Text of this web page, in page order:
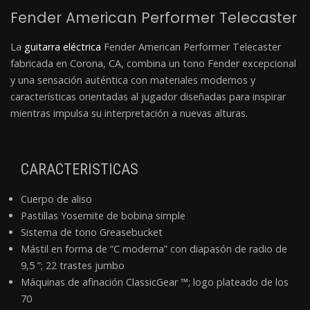
Fender American Performer Telecaster
La guitarra eléctrica Fender American Performer Telecaster
fabricada en Corona, CA, combina un tono Fender excepcional
y una sensación auténtica con materiales modernos y
características orientadas al jugador diseñadas para inspirar
mientras impulsa su interpretación a nuevas alturas.
CARACTERISTICAS
Cuerpo de aliso
Pastillas Yosemite de bobina simple
Sistema de tono Greasebucket
Mástil en forma de “C moderna” con diapasón de radio de
9,5 ”; 22 trastes jumbo
Máquinas de afinación ClassicGear ™; logo plateado de los
70